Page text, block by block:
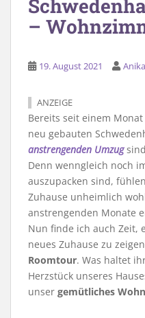
–
19. August 2021 Anika
ANZEIGE
Bereits seit einem
neu gebauten
anstrengenden Umzug
Denn wenngleich noch
auszupacken sind,
Zuhause unheimlich
anstrengenden Monate
Nun finde ich auch Zeit,
neues Zuhause zu
Roomtour. Was haltet
Herzstück unseres
unser gemütliches